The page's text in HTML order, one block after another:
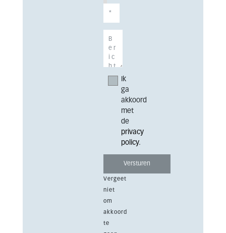
Ik
ga
akkoord
met
de
privacy
policy.
Vergeet
niet
om
akkoord
te